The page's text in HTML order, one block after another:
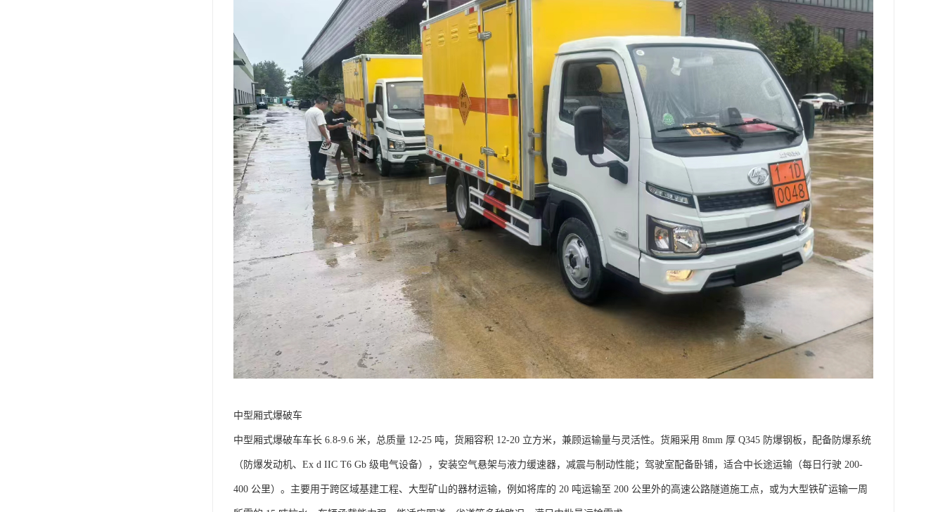
中型厢式爆破车​
中型厢式爆破车车长 6.8-9.6 米，总质量 12-25 吨，货厢容积 12-20 立方米，兼顾运输量与灵活性。货厢采用 8mm 厚 Q345 防爆钢板，配备防爆系统
（防爆发动机、Ex d IIC T6 Gb 级电气设备），安装空气悬架与液力缓速器，减震与制动性能；驾驶室配备卧铺，适合中长途运输（每日行驶 200-
400 公里）。主要用于跨区域基建工程、大型矿山的器材运输，例如将库的 20 吨运输至 200 公里外的高速公路隧道施工点，或为大型铁矿运输一周